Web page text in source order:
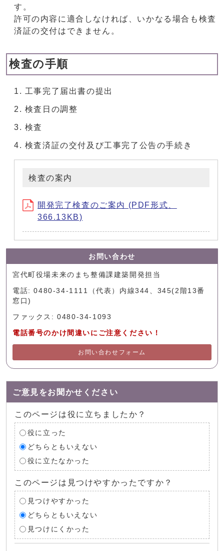
す。
許可の内容に適合しなければ、いかなる場合も検査
済証の交付はできません。
検査の手順
工事完了届出書の提出
検査日の調整
検査
検査済証の交付及び工事完了公告の手続き
検査の案内
開発完了検査のご案内 (PDF形式、
366.13KB)
お問い合わせ
宮代町役場未来のまち整備課建築開発担当
電話: 0480-34-1111（代表）内線344、345(2階13番
窓口)
ファックス: 0480-34-1093
電話番号のかけ間違いにご注意ください！
お問い合わせフォーム
ご意見をお聞かせください
このページは役に立ちましたか？
役に立った
どちらともいえない
役に立たなかった
このページは見つけやすかったですか？
見つけやすかった
どちらともいえない
見つけにくかった